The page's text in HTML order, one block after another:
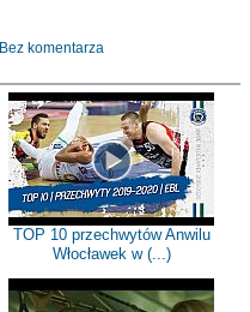
Bez komentarza
TOP 10 przechwytów Anwilu
Włocławek w (...)